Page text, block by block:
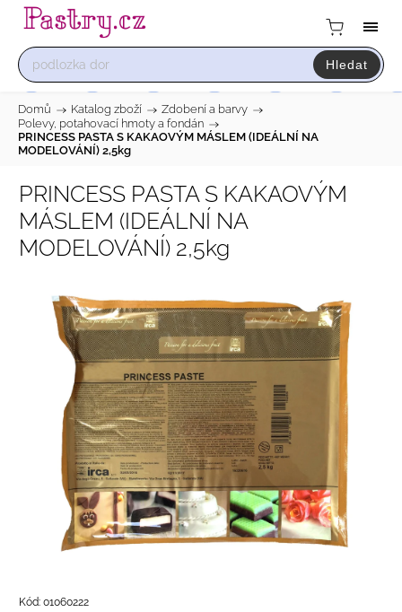
Hledat
Domů / Katalog zboží / Zdobení a barvy /
Polevy, potahovací hmoty a fondán /
PRINCESS PASTA S KAKAOVÝM MÁSLEM (IDEÁLNÍ NA
MODELOVÁNÍ) 2,5kg
PRINCESS PASTA S KAKAOVÝM
MÁSLEM (IDEÁLNÍ NA
MODELOVÁNÍ) 2,5kg
Kód: 01060222